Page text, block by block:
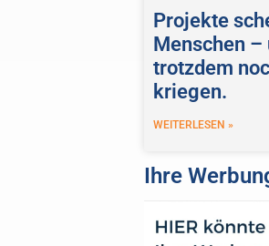
Projekte
Menschen –
trotzdem
kriegen.
WEITERLESEN »
Ihre